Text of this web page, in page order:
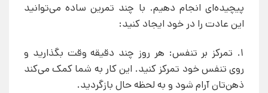
پیچیده‌ای انجام دهیم. با چند تمرین ساده می‌توانید
این عادت را در خود ایجاد کنید:
1. تمرکز بر تنفس: هر روز چند دقیقه وقت بگذارید و
روی تنفس خود تمرکز کنید. این کار به شما کمک می‌کند
ذهن‌تان آرام شود و به لحظه حال بازگردید.